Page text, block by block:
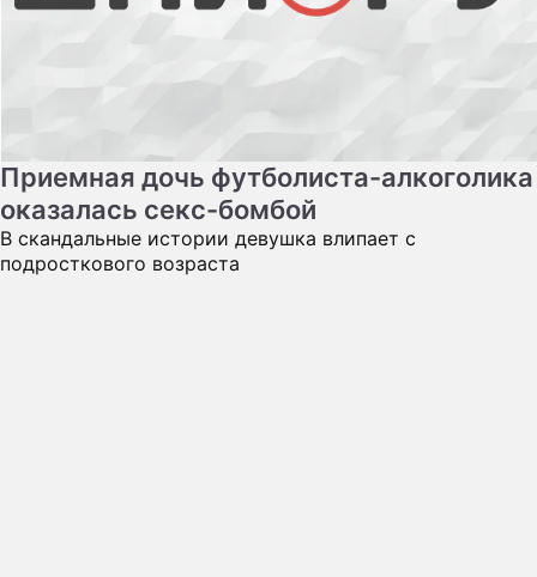
Приемная дочь футболиста-алкоголика
оказалась секс-бомбой
В скандальные истории девушка влипает с
подросткового возраста